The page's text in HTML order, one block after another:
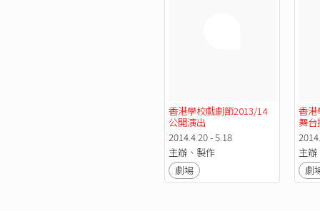
香港學校戲劇節2013/14
公開演出
2014.4.20 - 5.18
主辦、製作
劇場
香港
舞
主辦
劇